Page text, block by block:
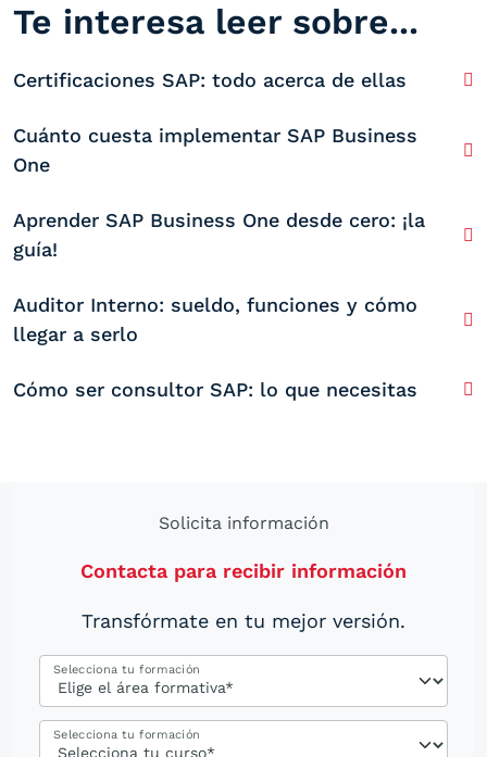
Te interesa leer sobre...
Certificaciones SAP: todo acerca de ellas
Cuánto cuesta implementar SAP Business
One
Aprender SAP Business One desde cero: ¡la
guía!
Auditor Interno: sueldo, funciones y cómo
llegar a serlo
Cómo ser consultor SAP: lo que necesitas
Solicita información
Contacta para recibir información
Transfórmate en tu mejor versión.
Selecciona tu formación
Selecciona tu formación